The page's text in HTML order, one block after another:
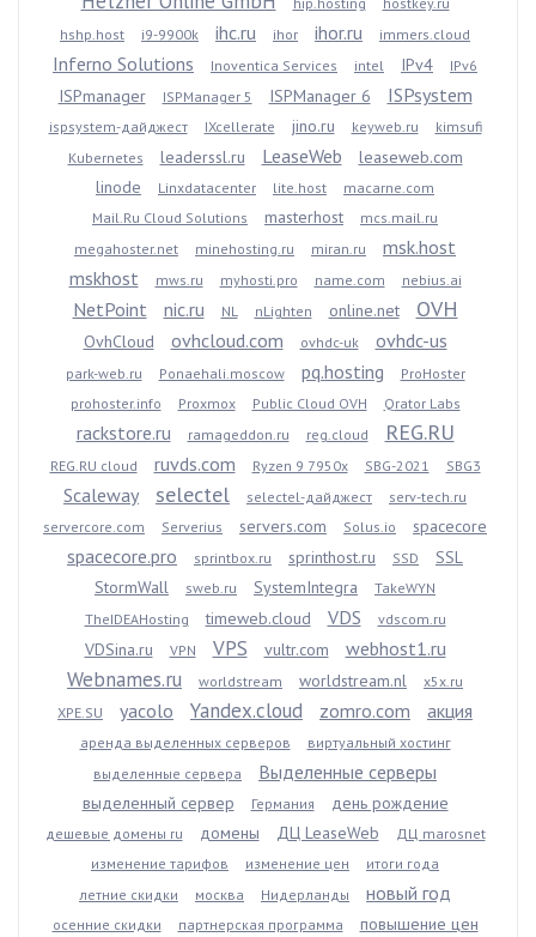
hshp.host
i9-9900k ihc.ru ihor ihor.ru immers.cloud
Inferno Solutions Inoventica Services intel IPv4 IPv6
ISPmanager ISPManager 5 ISPManager 6 ISPsystem
ispsystem-дайджест IXcellerate jino.ru keyweb.ru
kimsufi
Kubernetes
leaderssl.ru LeaseWeb
leaseweb.com
linode
Linxdatacenter lite.host
macarne.com
Mail.Ru Cloud Solutions
masterhost
mcs.mail.ru
megahoster.net
minehosting.ru miran.ru
msk.host
mskhost
mws.ru myhosti.pro name.com nebius.ai
NetPoint nic.ru NL nLighten online.net OVH
OvhCloud ovhcloud.com ovhdc-uk ovhdc-us
park-web.ru Ponaehali.moscow pq.hosting
ProHoster
prohoster.info
Proxmox Public Cloud OVH Qrator Labs
rackstore.ru ramageddon.ru reg.cloud REG.RU
REG.RU cloud ruvds.com Ryzen 9 7950x SBG-2021 SBG3
Scaleway selectel selectel-дайджест
serv-tech.ru
servercore.com
Serverius servers.com Solus.io spacecore
spacecore.pro sprintbox.ru sprinthost.ru SSD
SSL
StormWall
sweb.ru SystemIntegra
TakeWYN
TheIDEAHosting
timeweb.cloud VDS vdscom.ru
VDSina.ru VPN VPS vultr.com webhost1.ru
Webnames.ru worldstream worldstream.nl
x5x.ru
XPE.SU
yacolo Yandex.cloud zomro.com акция
аренда выделенных серверов
виртуальный хостинг
выделенные сервера
Выделенные серверы
выделенный сервер Германия день рождение
дешевые домены ru домены ДЦ LeaseWeb
ДЦ marosnet
изменение тарифов
изменение цен
итоги года
летние скидки
москва Нидерланды новый год
осенние скидки партнерская программа
повышение цен